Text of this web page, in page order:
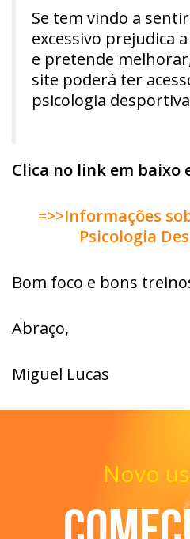
Se tem vindo a
excessivo prejudica
e pretende
site poderá ter
psicologia
Clica no link em baixo
=>>Informações
Psicologia
Bom foco e bons
Abraço,
Miguel Lucas
Novo